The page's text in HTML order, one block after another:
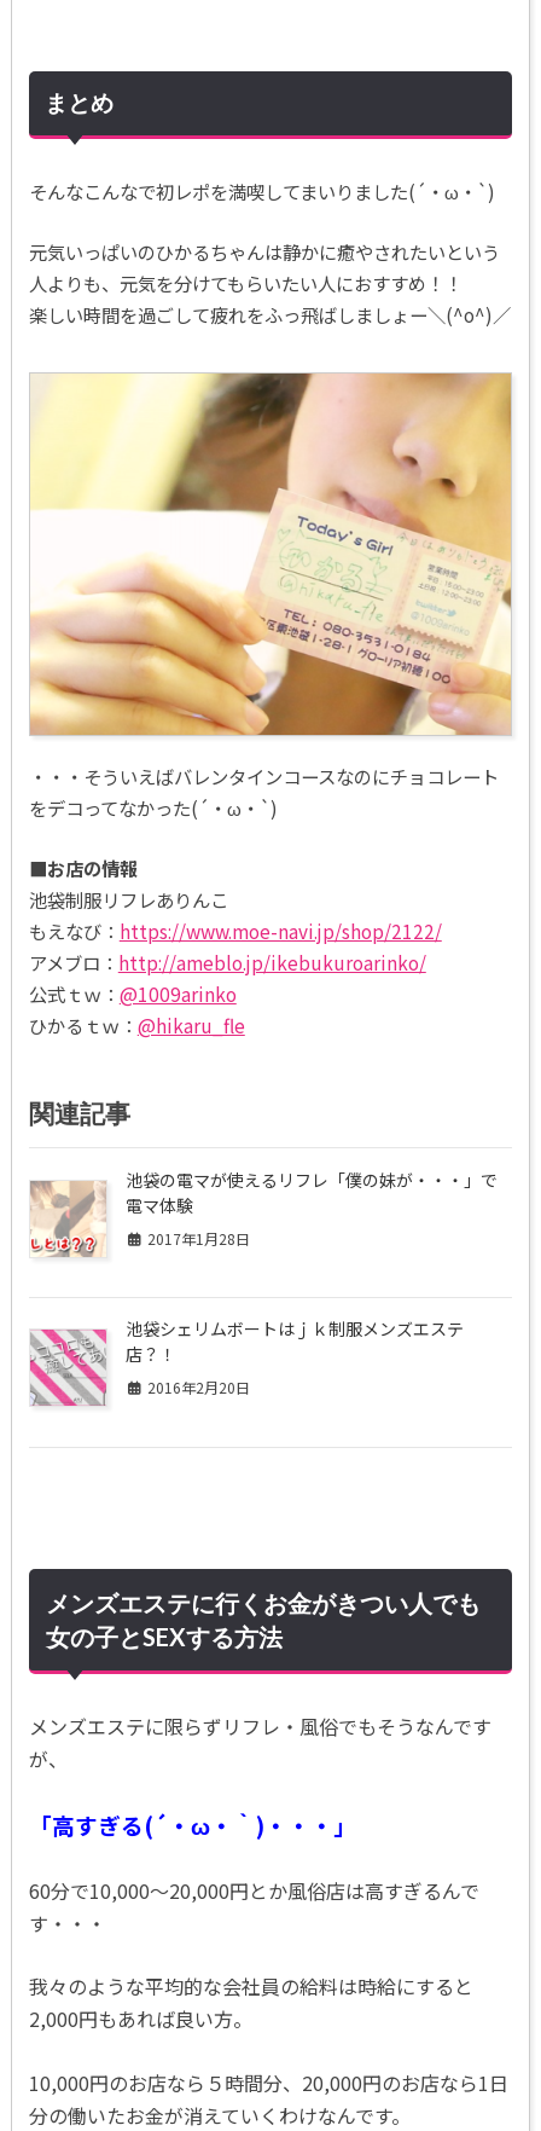
まとめ
そんなこんなで初レポを満喫してまいりました(´・ω・`)
元気いっぱいのひかるちゃんは静かに癒やされたいという
人よりも、元気を分けてもらいたい人におすすめ！！
楽しい時間を過ごして疲れをふっ飛ばしましょー＼(^o^)／
・・・そういえばバレンタインコースなのにチョコレート
をデコってなかった(´・ω・`)
■お店の情報
池袋制服リフレありんこ
もえなび： https://www.moe-navi.jp/shop/2122/
アメブロ： http://ameblo.jp/ikebukuroarinko/
公式ｔｗ： @1009arinko
ひかるｔｗ： @hikaru_fle
関連記事
池袋の電マが使えるリフレ「僕の妹が・・・」で
電マ体験
2017年1月28日
池袋シェリムボートはｊｋ制服メンズエステ
店？！
2016年2月20日
メンズエステに行くお金がきつい人でも
女の子とSEXする方法
メンズエステに限らずリフレ・風俗でもそうなんです
が、
「高すぎる(´・ω・｀)・・・」
60分で10,000～20,000円とか風俗店は高すぎるんで
す・・・
我々のような平均的な会社員の給料は時給にすると
2,000円もあれば良い方。
10,000円のお店なら５時間分、20,000円のお店なら1日
分の働いたお金が消えていくわけなんです。